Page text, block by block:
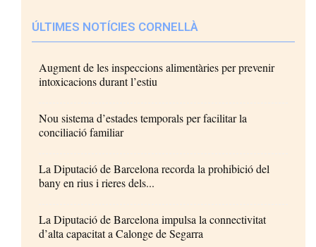
ÚLTIMES NOTÍCIES CORNELLÀ
Augment de les inspeccions alimentàries per prevenir
intoxicacions durant l’estiu
Nou sistema d’estades temporals per facilitar la
conciliació familiar
La Diputació de Barcelona recorda la prohibició del
bany en rius i rieres dels...
La Diputació de Barcelona impulsa la connectivitat
d’alta capacitat a Calonge de Segarra